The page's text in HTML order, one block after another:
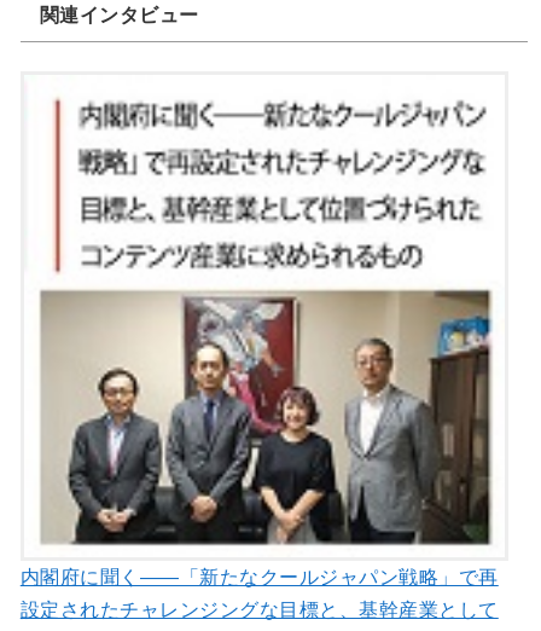
関連インタビュー
内閣府に聞く――「新たなクールジャパン戦略」で再
設定されたチャレンジングな目標と、基幹産業として